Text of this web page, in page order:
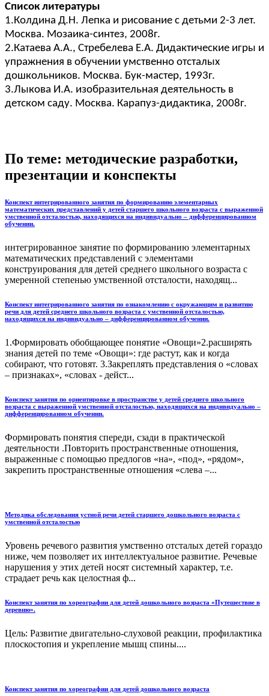
Список литературы
1.Колдина Д.Н. Лепка и рисование с детьми 2-3 лет.
Москва. Мозаика-синтез, 2008г.
2.Катаева А.А., Стребелева Е.А. Дидактические игры и
упражнения в обучении умственно отсталых
дошкольников. Москва. Бук-мастер, 1993г.
3.Лыкова И.А. изобразительная деятельность в
детском саду. Москва. Карапуз-дидактика, 2008г.
По теме: методические разработки,
презентации и конспекты
Конспект интегрированного занятия по формированию элементарных
математических представлений у детей старшего школьного возраста с выраженной
умственной отсталостью, находящихся на индивидуально – дифференцированном
обучении.
интегрированное занятие по формированию элементарных
математических представлений с элементами
конструирования для детей среднего школьного возраста с
умеренной степенью умственной отсталости, находящ...
Конспект интегрированного занятия по ознакомлению с окружающим и развитию
речи для детей среднего школьного возраста с умственной отсталостью,
находящихся на индивидуально – дифференцированном обучении.
1.Формировать обобщающее понятие «Овощи»2.расширять
знания детей по теме «Овощи»: где растут, как и когда
собирают, что готовят. 3.Закреплять представления о «словах
– признаках», «словах - дейст...
Конспект занятия по ориентировке в пространстве у детей среднего школьного
возраста с выраженной умственной отсталостью, находящихся на индивидуально –
дифференцированном обучении.
Формировать понятия спереди, сзади в практической
деятельности .Повторить пространственные отношения,
выраженные с помощью предлогов «на», «под», «рядом»,
закрепить пространственные отношения «слева –...
Методика обследования устной речи детей старшего дошкольного возраста с
умственной отсталостью
Уровень речевого развития умственно отсталых детей гораздо
ниже, чем позволяет их интеллектуальное развитие. Речевые
нарушения у этих детей носят системный характер, т.е.
страдает речь как целостная ф...
Конспект занятия по хореографии для детей дошкольного возраста «Путешествие в
деревню».
Цель: Развитие двигательно-слуховой реакции, профилактика
плоскостопия и укрепление мышц спины....
Конспект занятия по хореографии для детей дошкольного возраста